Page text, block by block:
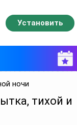
ночи
тихой и
Установить